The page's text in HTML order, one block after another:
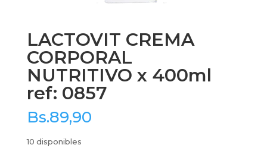
LACTOVIT CREMA
CORPORAL
NUTRITIVO x 400ml
ref: 0857
Bs.89,90
10 disponibles